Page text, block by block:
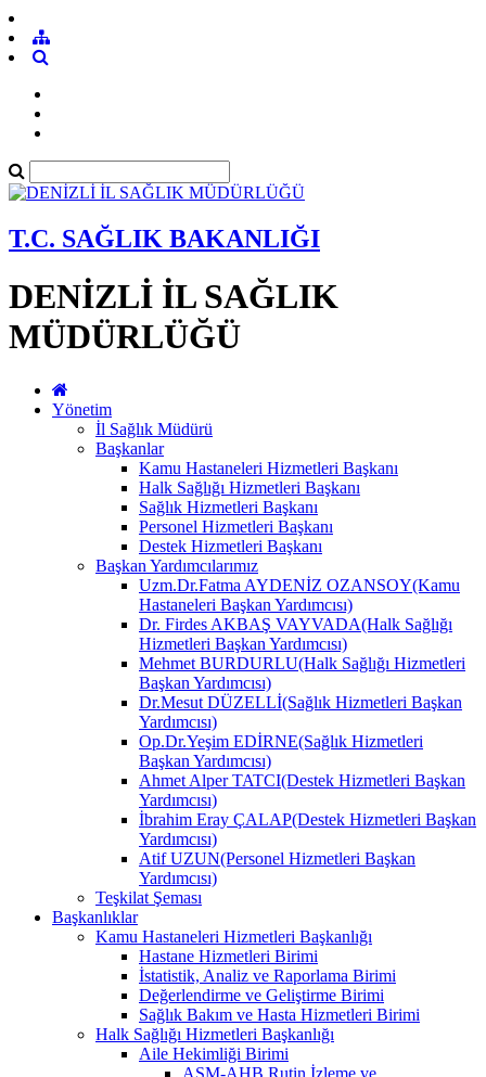
T.C. SAĞLIK BAKANLIĞI
DENİZLİ İL SAĞLIK
MÜDÜRLÜĞÜ
Yönetim
İl Sağlık Müdürü
Başkanlar
Kamu Hastaneleri Hizmetleri Başkanı
Halk Sağlığı Hizmetleri Başkanı
Sağlık Hizmetleri Başkanı
Personel Hizmetleri Başkanı
Destek Hizmetleri Başkanı
Başkan Yardımcılarımız
Uzm.Dr.Fatma AYDENİZ OZANSOY(Kamu
Hastaneleri Başkan Yardımcısı)
Dr. Firdes AKBAŞ VAYVADA(Halk Sağlığı
Hizmetleri Başkan Yardımcısı)
Mehmet BURDURLU(Halk Sağlığı Hizmetleri
Başkan Yardımcısı)
Dr.Mesut DÜZELLİ(Sağlık Hizmetleri Başkan
Yardımcısı)
Op.Dr.Yeşim EDİRNE(Sağlık Hizmetleri
Başkan Yardımcısı)
Ahmet Alper TATCI(Destek Hizmetleri Başkan
Yardımcısı)
İbrahim Eray ÇALAP(Destek Hizmetleri Başkan
Yardımcısı)
Atif UZUN(Personel Hizmetleri Başkan
Yardımcısı)
Teşkilat Şeması
Başkanlıklar
Kamu Hastaneleri Hizmetleri Başkanlığı
Hastane Hizmetleri Birimi
İstatistik, Analiz ve Raporlama Birimi
Değerlendirme ve Geliştirme Birimi
Sağlık Bakım ve Hasta Hizmetleri Birimi
Halk Sağlığı Hizmetleri Başkanlığı
Aile Hekimliği Birimi
ASM-AHB Rutin İzleme ve